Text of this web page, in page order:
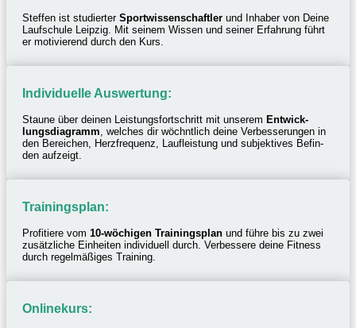
Stef­fen ist studier­ter Sport­wis­sen­schaft­ler und Inha­ber von Deine
Lauf­schule Leip­zig. Mit seinem Wissen und seiner Erfah­rung führt
er moti­vie­rend durch den Kurs.
Indi­vi­du­elle Auswertung:
Staune über deinen Leis­tungs­fort­schritt mit unse­rem Entwick­
lungs­dia­gramm , welches dir wöchnt­lich deine Verbes­se­run­gen in
den Berei­chen, Herz­fre­quenz, Lauf­leis­tung und subjek­ti­ves Befin­
den aufzeigt.
Trai­nings­plan:
Profi­tiere vom 10-wöchi­gen Trai­nings­plan und führe bis zu zwei
zusätz­li­che Einhei­ten indi­vi­du­ell durch. Verbes­sere deine Fitness
durch regel­mä­ßi­ges Training.
Online­kurs: